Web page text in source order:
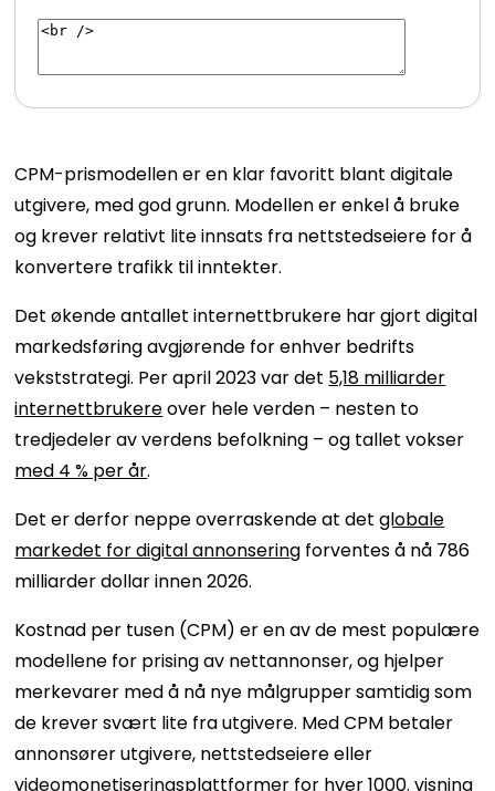
CPM-prismodellen er en klar favoritt blant digitale
utgivere, med god grunn. Modellen er enkel å bruke
og krever relativt lite innsats fra nettstedseiere for å
konvertere trafikk til inntekter.
Det økende antallet internettbrukere har gjort digital
markedsføring avgjørende for enhver bedrifts
vekststrategi. Per april 2023 var det 5,18 milliarder
internettbrukereover hele verden – nesten to
tredjedeler av verdens befolkning – og tallet vokser
med 4 % per år.
Det er derfor neppe overraskende at detglobale
markedet for digital annonsering forventes å nå 786
milliarder dollar innen 2026.
Kostnad per tusen (CPM) er en av de mest populære
modellene for prising av nettannonser, og hjelper
merkevarer med å nå nye målgrupper samtidig som
de krever svært lite fra utgivere. Med CPM betaler
annonsører utgivere, nettstedseiere eller
videomonetiseringsplattformer for hver 1000. visning